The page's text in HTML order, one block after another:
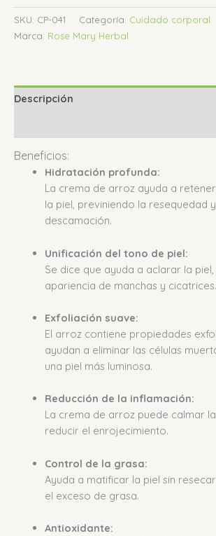
SKU: CP-041 Categoría: Cuidado corporal
Marca: Rose Mary Herbal
Descripción
Beneficios:
Hidratación profunda:
La crema de arroz ayuda a
la piel, previniendo la resequedad
descamación.
Unificación del tono de piel:
Se dice que ayuda a aclarar la
apariencia de manchas y cicatrices.
Exfoliación suave:
El arroz contiene propiedades
ayudan a eliminar las células
una piel más luminosa.
Reducción de la inflamación:
La crema de arroz puede calmar
reducir el enrojecimiento.
Control de la grasa:
Ayuda a matificar la piel sin
el exceso de grasa.
Antioxidante: